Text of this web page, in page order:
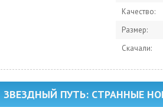
Качество:
Размер:
Скачали:
ЗВЕЗДНЫЙ ПУТЬ: СТРАННЫЕ